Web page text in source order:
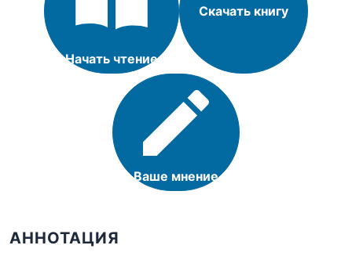
Начать чтение
Скачать книгу
Ваше мнение
АННОТАЦИЯ